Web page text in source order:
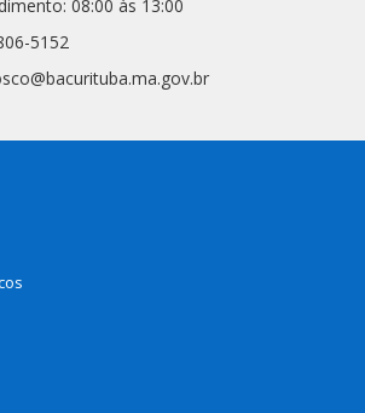
08:00 às 13:00
5152